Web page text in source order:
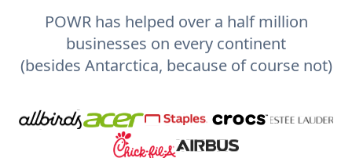
POWR has helped over a half million
businesses on every continent
(besides Antarctica, because of course not)